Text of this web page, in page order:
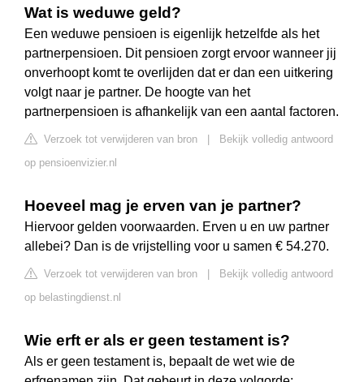
Wat is weduwe geld?
Een weduwe pensioen is eigenlijk hetzelfde als het
partnerpensioen. Dit pensioen zorgt ervoor wanneer jij
onverhoopt komt te overlijden dat er dan een uitkering
volgt naar je partner. De hoogte van het
partnerpensioen is afhankelijk van een aantal factoren.
Verzoek tot verwijderen van bron
Bekijk volledig antwoord
op pensioenvizier.nl
Hoeveel mag je erven van je partner?
Hiervoor gelden voorwaarden. Erven u en uw partner
allebei? Dan is de vrijstelling voor u samen € 54.270.
Verzoek tot verwijderen van bron
Bekijk volledig antwoord
op belastingdienst.nl
Wie erft er als er geen testament is?
Als er geen testament is, bepaalt de wet wie de